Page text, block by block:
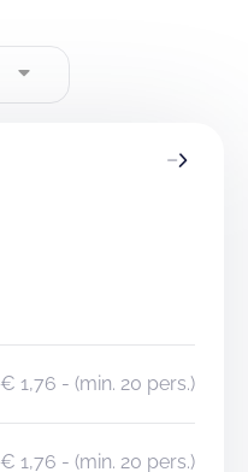
€ 1,76 - (min. 20 pers.)
€ 1,76 - (min. 20 pers.)